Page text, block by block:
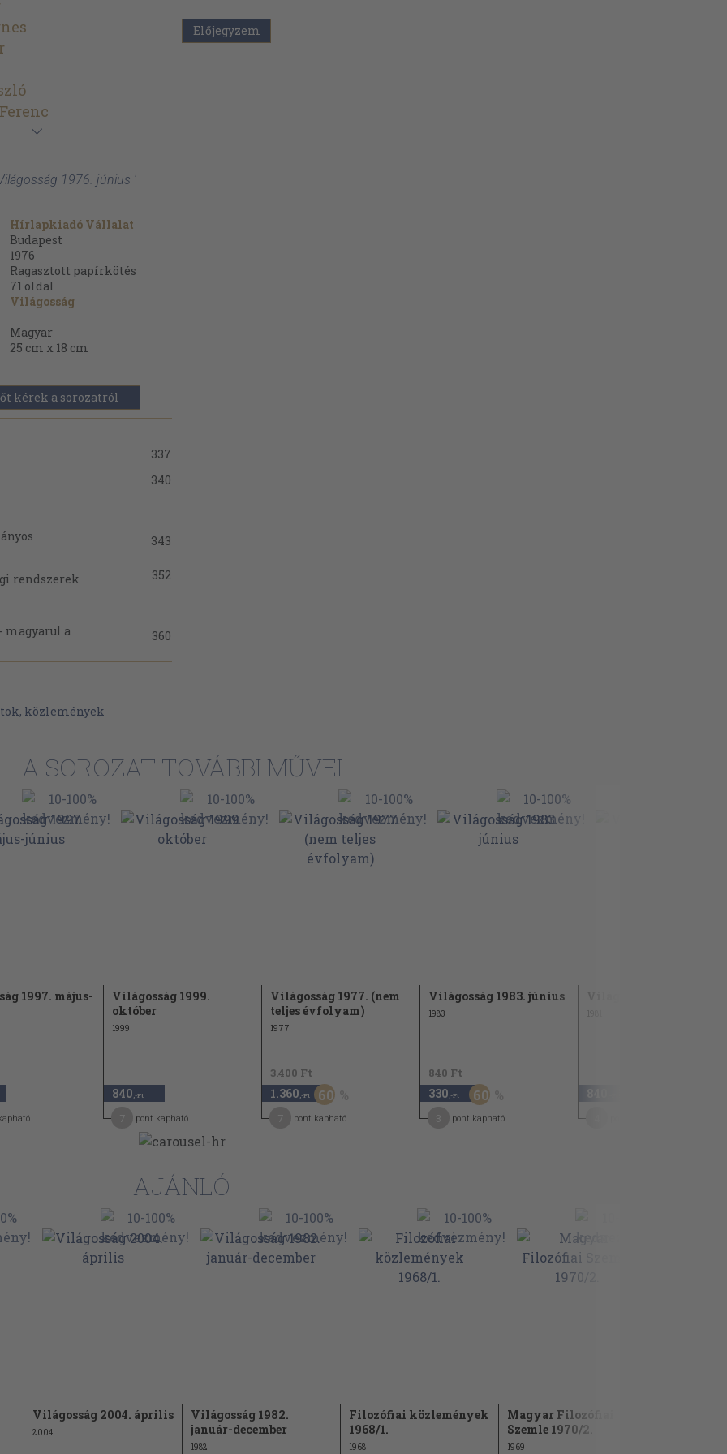
1976. június '
Hírlapkiadó Vállalat
Budapest
1976
Ragasztott papírkötés
71 oldal
Világosság
Magyar
25 cm x 18 cm
kérek a sorozatról
337
340
343
rendszerek
352
magyarul a
360
392
401
közlemények
Előjegyzem
A SOROZAT TOVÁBBI MŰVEI
1997. május-
Világosság 1999.
október
1999
840 ,-Ft
pont kapható
Világosság 1977. (nem
teljes évfolyam)
1977
3.400 Ft
1.360 ,-Ft 60
pont kapható
Világosság 1983. június
1983
840 Ft
330 ,-Ft 60
pont kapható
Világosság 1981. június
AJÁNLÓ
Világosság 2004. április
2004
Világosság 1982.
január-december
1982
Filozófiai közlemények
1968/1.
1968
Magyar Filozófiai
Szemle 1970/2.
1969